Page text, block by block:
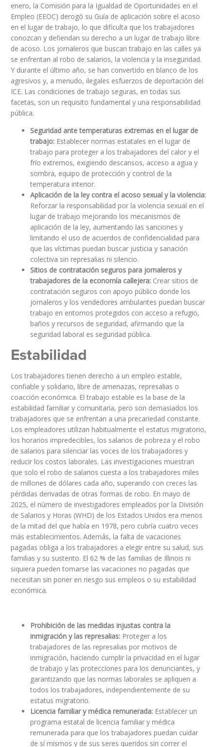
enero, la Comisión para la Igualdad de Oportunidades en el
Empleo (EEOC) derogó su Guía de aplicación sobre el acoso
en el lugar de trabajo, lo que dificulta que los trabajadores
conozcan y defiendan su derecho a un lugar de trabajo libre
de acoso. Los jornaleros que buscan trabajo en las calles ya
se enfrentan al robo de salarios, la violencia y la inseguridad.
Y durante el último año, se han convertido en blanco de los
agresivos y, a menudo, ilegales esfuerzos de deportación del
ICE. Las condiciones de trabajo seguras, en todas sus
facetas, son un requisito fundamental y una responsabilidad
pública.
Seguridad ante temperaturas extremas en el lugar de
trabajo: Establecer normas estatales en el lugar de
trabajo para proteger a los trabajadores del calor y el
frío extremos, exigiendo descansos, acceso a agua y
sombra, equipo de protección y control de la
temperatura interior.
Aplicación de la ley contra el acoso sexual y la violencia:
Reforzar la responsabilidad por la violencia sexual en el
lugar de trabajo mejorando los mecanismos de
aplicación de la ley, aumentando las sanciones y
limitando el uso de acuerdos de confidencialidad para
que las víctimas puedan buscar justicia y sanación
colectiva sin represalias ni silencio.
Sitios de contratación seguros para jornaleros y
trabajadores de la economía callejera: Crear sitios de
contratación seguros con apoyo público donde los
jornaleros y los vendedores ambulantes puedan buscar
trabajo en entornos protegidos con acceso a refugio,
baños y recursos de seguridad, afirmando que la
seguridad laboral es seguridad pública.
Estabilidad
Los trabajadores tienen derecho a un empleo estable,
confiable y solidario, libre de amenazas, represalias o
coacción económica. El trabajo estable es la base de la
estabilidad familiar y comunitaria, pero son demasiados los
trabajadores que se enfrentan a una precariedad constante.
Los empleadores utilizan habitualmente el estatus migratorio,
los horarios impredecibles, los salarios de pobreza y el robo
de salarios para silenciar las voces de los trabajadores y
reducir los costos laborales. Las investigaciones muestran
que solo el robo de salarios cuesta a los trabajadores miles
de millones de dólares cada año, superando con creces las
pérdidas derivadas de otras formas de robo. En mayo de
2025, el número de investigadores empleados por la División
de Salarios y Horas (WHD) de los Estados Unidos era menos
de la mitad del que había en 1978, pero cubría cuatro veces
más establecimientos. Además, la falta de vacaciones
pagadas obliga a los trabajadores a elegir entre su salud, sus
familias y su sustento. El 62 % de las familias de Illinois ni
siquiera pueden tomarse las vacaciones no pagadas que
necesitan sin poner en riesgo sus empleos o su estabilidad
económica.
Prohibición de las medidas injustas contra la
inmigración y las represalias: Proteger a los
trabajadores de las represalias por motivos de
inmigración, haciendo cumplir la privacidad en el lugar
de trabajo y las protecciones para los denunciantes, y
garantizando que las normas laborales se apliquen a
todos los trabajadores, independientemente de su
estatus migratorio.
Licencia familiar y médica remunerada: Establecer un
programa estatal de licencia familiar y médica
remunerada para que los trabajadores puedan cuidar
de sí mismos y de sus seres queridos sin correr el